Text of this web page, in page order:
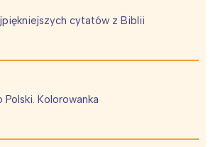
cytatów z Biblii
Polski. Kolorowanka